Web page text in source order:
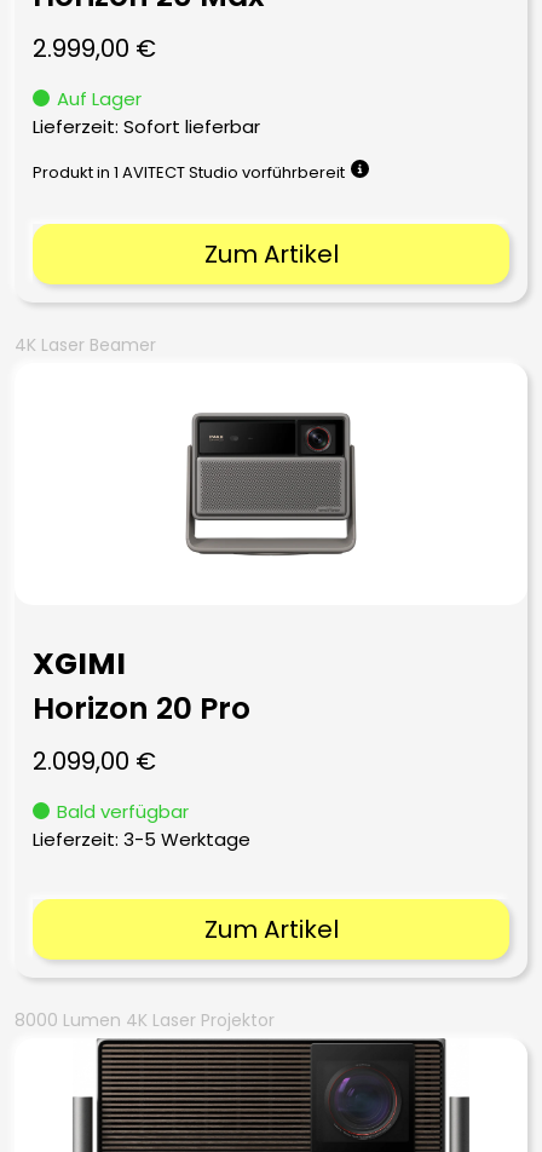
2.999,00 €
Auf Lager
Lieferzeit: Sofort lieferbar
Produkt in 1 AVITECT Studio vorführbereit
Zum Artikel
4K Laser Beamer
XGIMI
Horizon 20 Pro
2.099,00 €
Bald verfügbar
Lieferzeit: 3-5 Werktage
Zum Artikel
8000 Lumen 4K Laser Projektor